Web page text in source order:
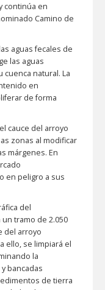
continúa en
Camino de
aguas fecales de
las aguas
natural. La
en
de forma
cauce del arroyo
zonas al modificar
márgenes. En
en peligro a sus
del
tramo de 2.050
del arroyo
ello, se limpiará el
la
bancadas
de tierra